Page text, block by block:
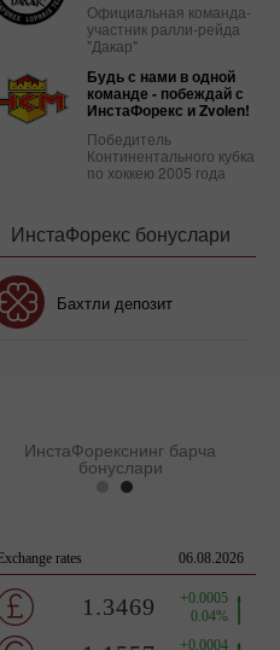
Официальная команда-
участник ралли-рейда
"Дакар"
Будь с нами в одной
команде - побеждай с
ИнстаФорекс и Zvolen!
Победитель
Континентального кубка
по хоккею 2005 года
ИнстаФорекс бонуслари
Бахтли депозит
ИнстаФорекснинг барча
бонуслари